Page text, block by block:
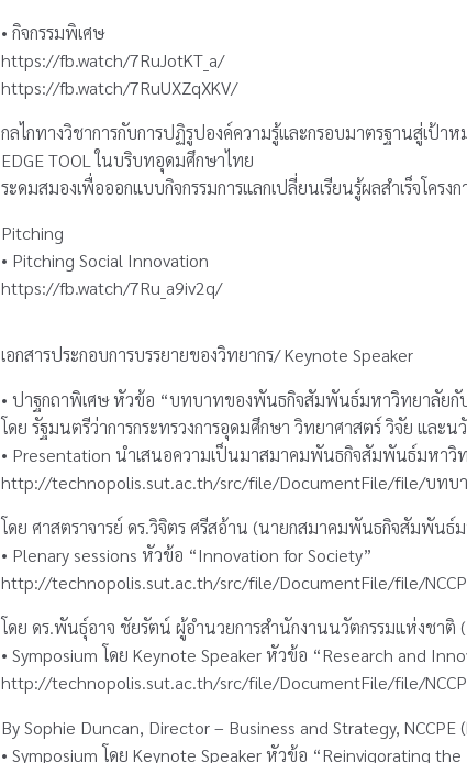
• กิจกรรมพิเศษ
https://fb.watch/7RuJotKT_a/
https://fb.watch/7RuUXZqXKV/
กลไกทางวิชาการกับการปฏิรูปองค์ความรู้และกรอบมาตรฐานสู่เป้า
EDGE TOOL ในบริบทอุดมศึกษาไทย
ระดมสมองเพื่อออกแบบกิจกรรมการแลกเปลี่ยนเรียนรู้ผลสำเร็จโครงก
Pitching
• Pitching Social Innovation
https://fb.watch/7Ru_a9iv2q/
เอกสารประกอบการบรรยายของวิทยากร/ Keynote Speaker
• ปาฐกถาพิเศษ หัวข้อ “บทบาทของพันธกิจสัมพันธ์มหาวิทยาลัยกับ
โดย รัฐมนตรีว่าการกระทรวงการอุดมศึกษา วิทยาศาสตร์ วิจัย และน
• Presentation นำเสนอความเป็นมาสมาคมพันธกิจสัมพันธ์มหาวิ
http://technopolis.sut.ac.th/src/file/DocumentFile/file/บทบ
โดย ศาสตราจารย์ ดร.วิจิตร ศรีสอ้าน (นายกสมาคมพันธกิจสัมพัน
• Plenary sessions หัวข้อ “Innovation for Society”
http://technopolis.sut.ac.th/src/file/DocumentFile/file/
โดย ดร.พันธุ์อาจ ชัยรัตน์ ผู้อำนวยการสำนักงานนวัตกรรมแห่งชาติ
• Symposium โดย Keynote Speaker หัวข้อ “Research and
http://technopolis.sut.ac.th/src/file/DocumentFile/file/
By Sophie Duncan, Director – Business and Strategy,
• Symposium โดย Keynote Speaker หัวข้อ “Reinvigorating